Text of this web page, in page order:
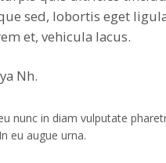
sed, lobortis eget
et, vehicula lacus.
Nh.
nunc in diam vulputate
eu augue urna.